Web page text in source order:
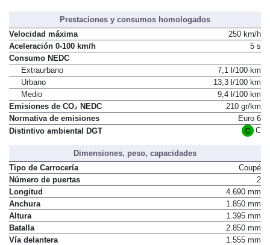
Prestaciones y consumos homologados
Velocidad máxima
250 km/h
Aceleración 0-100 km/h
5 s
Consumo NEDC
Extraurbano
7,1 l/100 km
Urbano
13,3 l/100 km
Medio
9,4 l/100 km
Emisiones de CO₂ NEDC
210 gr/km
Normativa de emisiones
Euro 6
Distintivo ambiental DGT
C
Dimensiones, peso, capacidades
Tipo de Carrocería
Coupé
Número de puertas
2
Longitud
4.690 mm
Anchura
1.850 mm
Altura
1.395 mm
Batalla
2.850 mm
Vía delantera
1.555 mm